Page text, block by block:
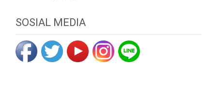
SOSIAL MEDIA